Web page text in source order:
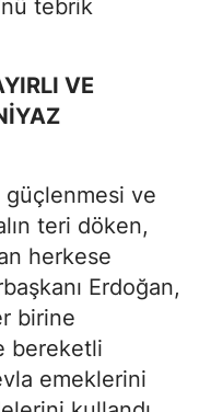
tebrik
VE
ve
teri döken,
herkese
Erdoğan,
birine
bereketli
emeklerini